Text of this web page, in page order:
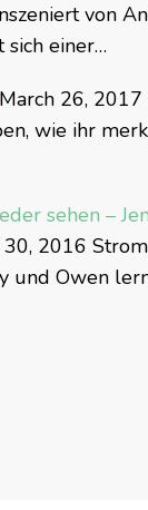
von
sich einer…
March 26, 2017
wie ihr
sehen –
2016
und Owen